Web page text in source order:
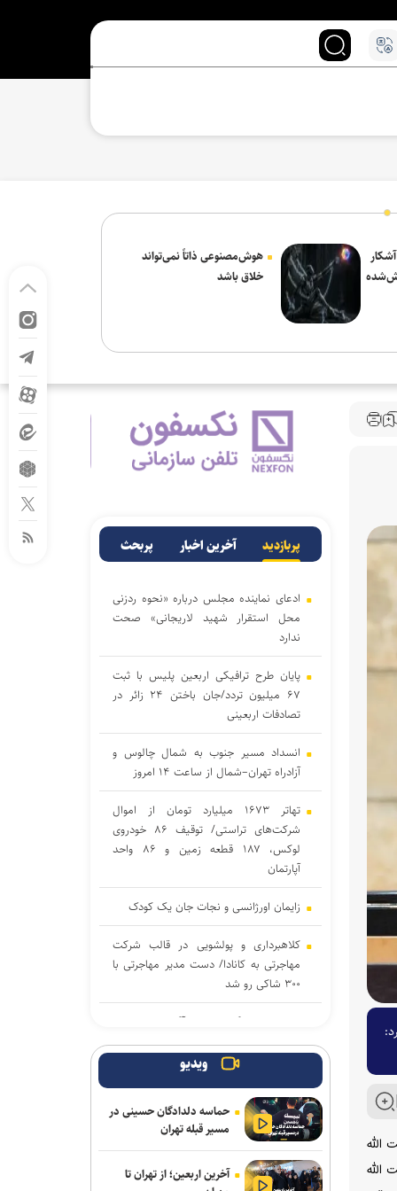
هوش‌مصنوعی ذاتاً نمی‌تواند
خلاق باشد
الله
الله
پربازدید آخرین اخبار پربحث
ادعای نماینده مجلس درباره «نحوه ردزنی
محل استقرار شهید لاریجانی» صحت
ندارد
پایان طرح ترافیکی اربعین پلیس با ثبت
۶۷ میلیون تردد/جان باختن ۲۴ زائر در
تصادفات اربعینی
انسداد مسیر جنوب به شمال چالوس و
آزادراه تهران–شمال از ساعت ۱۴ امروز
تهاتر ۱۶۷۳ میلیارد تومان از اموال
شرکت‌های تراستی/ توقیف ۸۶ خودروی
لوکس، ۱۸۷ قطعه زمین و ۸۶ واحد
آپارتمان
زایمان اورژانسی و نجات جان یک کودک
کلاهبرداری و پولشویی در قالب شرکت
مهاجرتی به کانادا/ دست مدیر مهاجرتی با
۳۰۰ شاکی رو شد
«رسانه»، سنگر نخست آگاهی‌بخشی در
پیشگیری از اعتیاد است
ویدئوهایِ تکراری
تکذیب شایعه معافیت سربازان فراری
آثار مخرب مصرف الکل و سیگار در بروز
ویدیو
حماسه دلدادگان حسینی در
مسیر قبله تهران
آخرین اربعین؛ از تهران تا